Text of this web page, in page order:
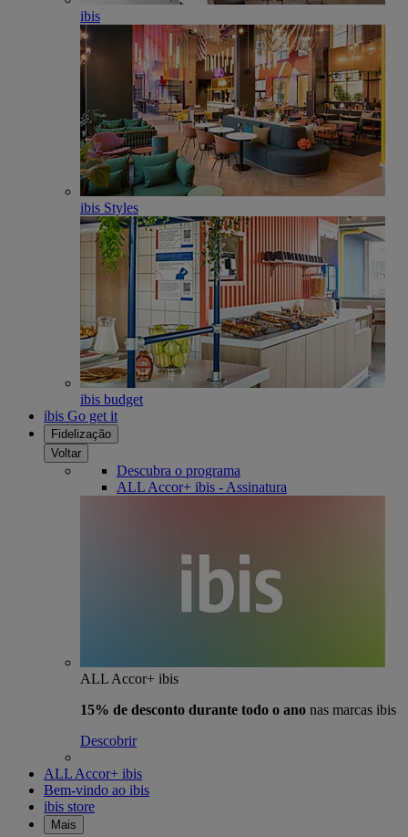
ibis
ibis Styles
ibis budget
ibis Go get it
Fidelização
Voltar
Descubra o programa
ALL Accor+ ibis - Assinatura
ALL Accor+ ibis
15% de desconto durante todo o ano nas marcas ibis
Descobrir
ALL Accor+ ibis
Bem-vindo ao ibis
ibis store
Mais